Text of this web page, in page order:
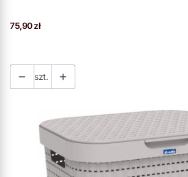
Cena
75,90 zł
szt.